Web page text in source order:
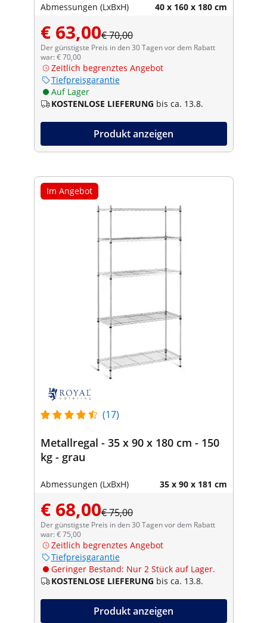
Abmessungen (LxBxH) 40 x 160 x 180 cm
€ 63,00€ 70,00
Der günstigste Preis in den 30 Tagen vor dem Rabatt
war: € 70,00
Zeitlich begrenztes Angebot
Tiefpreisgarantie
Auf Lager
KOSTENLOSE LIEFERUNG bis ca. 13.8.
Produkt anzeigen
Im Angebot
(17)
Metallregal - 35 x 90 x 180 cm - 150
kg - grau
Abmessungen (LxBxH) 35 x 90 x 181 cm
€ 68,00€ 75,00
Der günstigste Preis in den 30 Tagen vor dem Rabatt
war: € 75,00
Zeitlich begrenztes Angebot
Tiefpreisgarantie
Geringer Bestand: Nur 2 Stück auf Lager.
KOSTENLOSE LIEFERUNG bis ca. 13.8.
Produkt anzeigen